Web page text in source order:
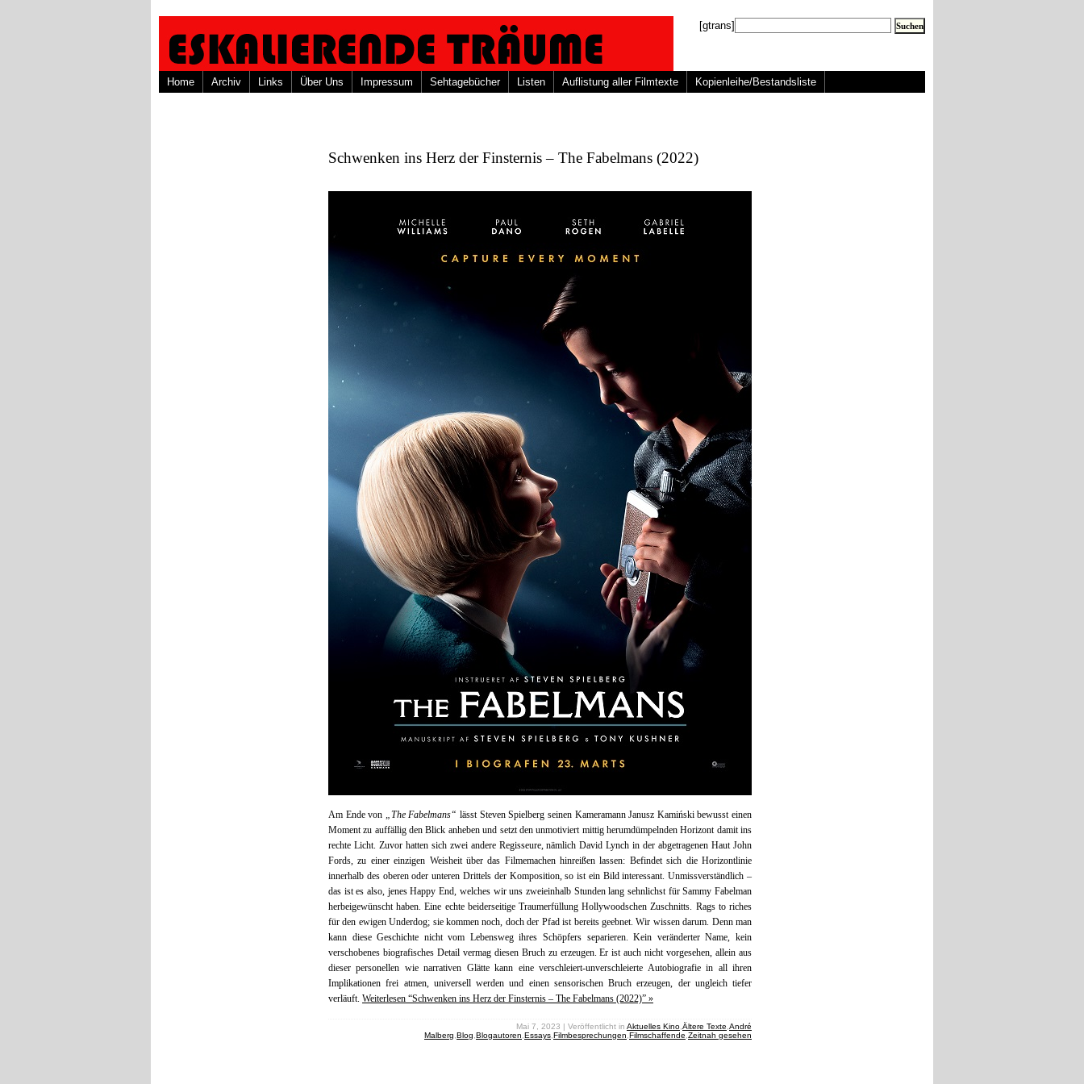
[gtrans]
Home Archiv Links Über Uns Impressum Sehtagebücher Listen Auflistung aller Filmtexte Kopienleihe/Bestandsliste
Schwenken ins Herz der Finsternis – The Fabelmans (2022)
Am Ende von „The Fabelmans“ lässt Steven Spielberg seinen Kameramann Janusz Kamiński bewusst einen
Moment zu auffällig den Blick anheben und setzt den unmotiviert mittig herumdümpelnden Horizont damit ins
rechte Licht. Zuvor hatten sich zwei andere Regisseure, nämlich David Lynch in der abgetragenen Haut John
Fords, zu einer einzigen Weisheit über das Filmemachen hinreißen lassen: Befindet sich die Horizontlinie
innerhalb des oberen oder unteren Drittels der Komposition, so ist ein Bild interessant. Unmissverständlich –
das ist es also, jenes Happy End, welches wir uns zweieinhalb Stunden lang sehnlichst für Sammy Fabelman
herbeigewünscht haben. Eine echte beiderseitige Traumerfüllung Hollywoodschen Zuschnitts. Rags to riches
für den ewigen Underdog; sie kommen noch, doch der Pfad ist bereits geebnet. Wir wissen darum. Denn man
kann diese Geschichte nicht vom Lebensweg ihres Schöpfers separieren. Kein veränderter Name, kein
verschobenes biografisches Detail vermag diesen Bruch zu erzeugen. Er ist auch nicht vorgesehen, allein aus
dieser personellen wie narrativen Glätte kann eine verschleiert-unverschleierte Autobiografie in all ihren
Implikationen frei atmen, universell werden und einen sensorischen Bruch erzeugen, der ungleich tiefer
verläuft. Weiterlesen “Schwenken ins Herz der Finsternis – The Fabelmans (2022)” »
Mai 7, 2023 | Veröffentlicht in Aktuelles Kino Ältere Texte André
Malberg Blog Blogautoren Essays Filmbesprechungen Filmschaffende Zeitnah gesehen